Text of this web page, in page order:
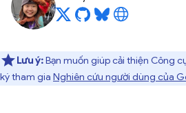
Lưu ý:Bạn muốn giúp cải thiện Công
ký tham gia Nghiên cứu người dùng của